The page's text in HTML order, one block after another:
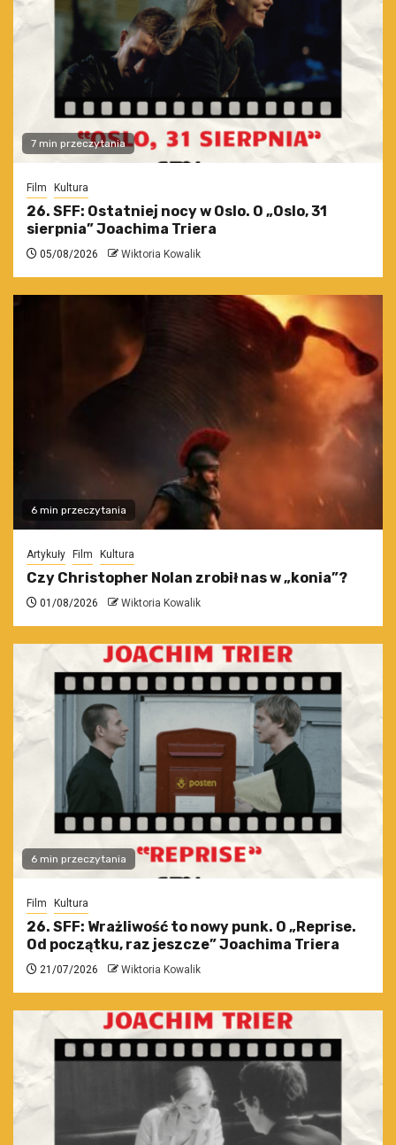
7 min przeczytania
Film Kultura
26. SFF: Ostatniej nocy w Oslo. O „Oslo, 31
sierpnia” Joachima Triera
05/08/2026 Wiktoria Kowalik
6 min przeczytania
Artykuły Film Kultura
Czy Christopher Nolan zrobił nas w „konia”?
01/08/2026 Wiktoria Kowalik
6 min przeczytania
Film Kultura
26. SFF: Wrażliwość to nowy punk. O „Reprise.
Od początku, raz jeszcze” Joachima Triera
21/07/2026 Wiktoria Kowalik